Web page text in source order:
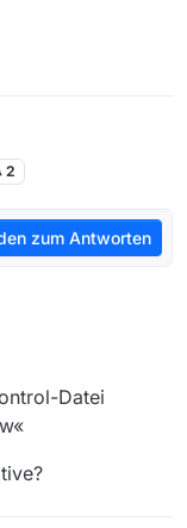
2
zum Antworten
Datei